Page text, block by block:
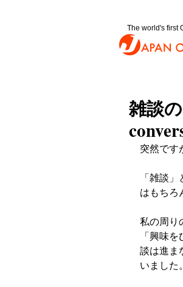
The world's first
雑談
突然です
「雑談
はもちろ
私の周り
「興味
談は進ま
いました。